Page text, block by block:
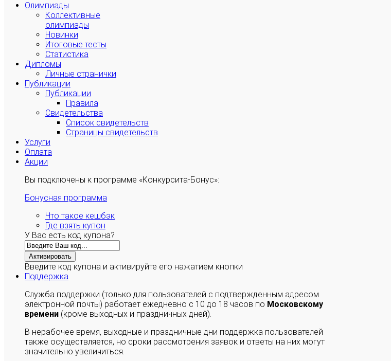
Олимпиады
Коллективные
олимпиады
Новинки
Итоговые тесты
Статистика
Дипломы
Личные странички
Публикации
Публикации
Правила
Свидетельства
Список свидетельств
Страницы свидетельств
Услуги
Оплата
Акции
Вы подключены к программе «Конкурсита-Бонус»:
Бонусная программа
Что такое кешбэк
Где взять купон
У Вас есть код купона?
Активировать
Введите код купона и активируйте его нажатием кнопки
Поддержка
Служба поддержки (только для пользователей с подтвержденным адресом
электронной почты) работает ежедневно с 10 до 18 часов по Московскому
времени (кроме выходных и праздничных дней).
В нерабочее время, выходные и праздничные дни поддержка пользователей
также осуществляется, но сроки рассмотрения заявок и ответы на них могут
значительно увеличиться.